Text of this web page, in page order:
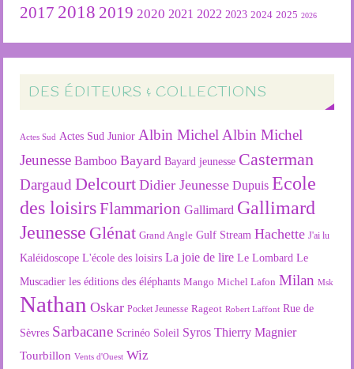
2017 2018 2019 2020 2021 2022 2023 2024 2025 2026
DES ÉDITEURS & COLLECTIONS
Actes Sud Actes Sud Junior Albin Michel Albin Michel
Jeunesse Bamboo Bayard Bayard jeunesse Casterman
Dargaud Delcourt Didier Jeunesse Dupuis Ecole
des loisirsFlammarion Gallimard Gallimard
Jeunesse Glénat Grand Angle Gulf Stream Hachette J'ai lu
Kaléidoscope L'école des loisirs La joie de lire Le Lombard Le
Muscadier les éditions des éléphants Mango Michel Lafon Milan Msk
Nathan Oskar Pocket Jeunesse Rageot Robert Laffont Rue de
Sèvres Sarbacane Scrinéo Soleil Syros Thierry Magnier
Tourbillon Vents d'Ouest Wiz